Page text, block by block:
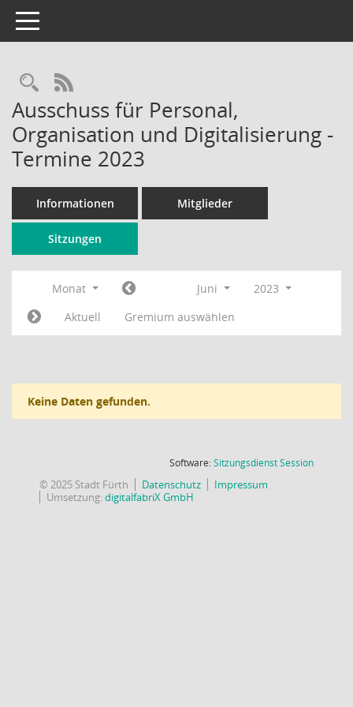
Toggle navigation
Rechercheauswahl
RSS-Feed
Ausschuss für Personal,
Organisation und Digitalisierung -
Termine 2023
Informationen Mitglieder
Sitzungen
Monat Juni
2023
Aktuell
Gremium auswählen
Keine Daten gefunden.
Software:SitzungsdienstSession(Wird in
© 2025 Stadt Fürth Datenschutz
Impressum
Umsetzung:digitalfabriX GmbH